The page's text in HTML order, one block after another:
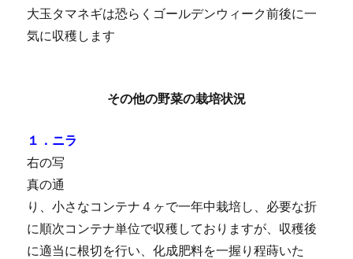
大玉タマネギは恐らくゴールデンウィーク前後に一
気に収穫します
その他の野菜の栽培状況
１．ニラ
右の写
真の通
り、小さなコンテナ４ヶで一年中栽培し、必要な折
に順次コンテナ単位で収穫しておりますが、収穫後
に適当に根切を行い、化成肥料を一握り程蒔いた